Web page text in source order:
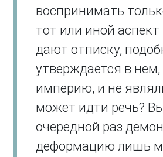
воспринимать
тот или иной аспект
дают отписку,
утверждается в
империю, и не
может идти речь?
очередной раз
деформацию лишь